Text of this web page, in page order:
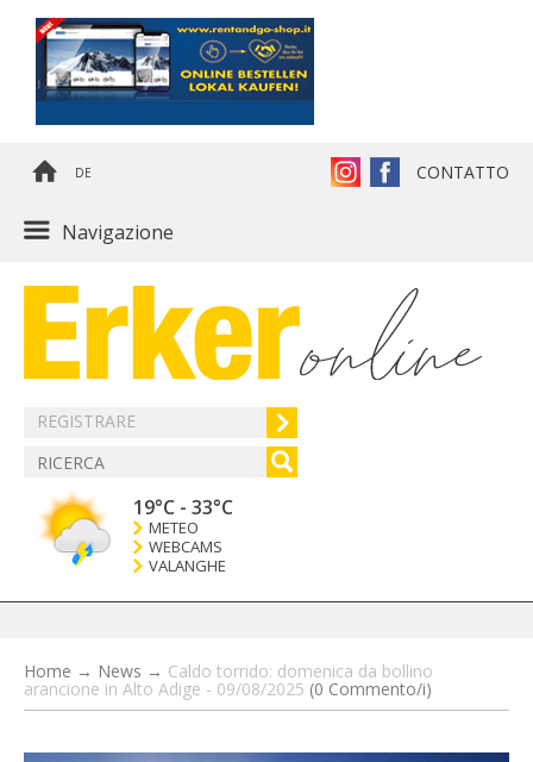
DE CONTATTO
Navigazione
REGISTRARE
19°C - 33°C
METEO
WEBCAMS
VALANGHE
Home → News → Caldo torrido: domenica da bollino
arancione in Alto Adige - 09/08/2025 (0 Commento/i)